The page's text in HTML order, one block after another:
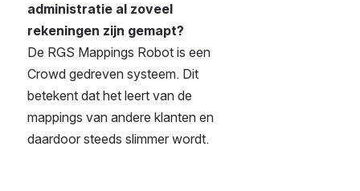
administratie al zoveel
rekeningen zijn gemapt?
De RGS Mappings Robot is een
Crowd gedreven systeem. Dit
betekent dat het leert van de
mappings van andere klanten en
daardoor steeds slimmer wordt.